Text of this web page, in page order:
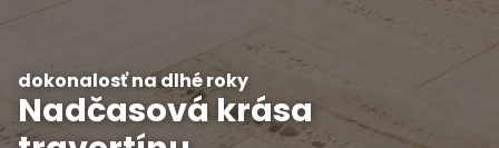
dokonalosť na dlhé roky
Nadčasová krása